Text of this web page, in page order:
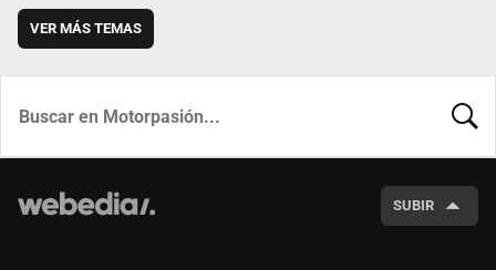
VER MÁS TEMAS
SUBIR